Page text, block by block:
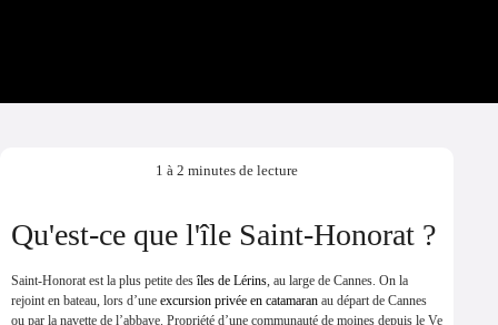
1 à 2 minutes de lecture
Qu'est-ce que l'île Saint-Honorat ?
Saint-Honorat est la plus petite des îles de Lérins, au large de Cannes. On la
rejoint en bateau, lors d’une excursion privée en catamaran au départ de Cannes
ou par la navette de l’abbaye. Propriété d’une communauté de moines depuis le Ve